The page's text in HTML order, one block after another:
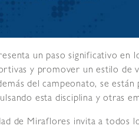
un paso significativo en
y promover un estilo de
del campeonato, se
esta disciplina y otras
de Miraflores invita a todos